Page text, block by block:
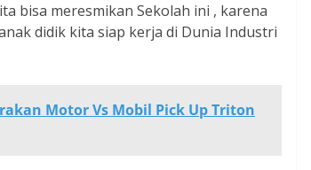
bisa meresmikan Sekolah ini , karena
didik kita siap kerja di Dunia Industri
Motor Vs Mobil Pick Up Triton